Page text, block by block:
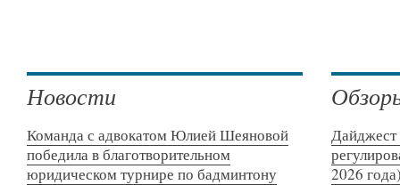
Новости
Команда с адвокатом Юлией Шеяновой
победила в благотворительном
юридическом турнире по бадминтону
Дайджест
2026